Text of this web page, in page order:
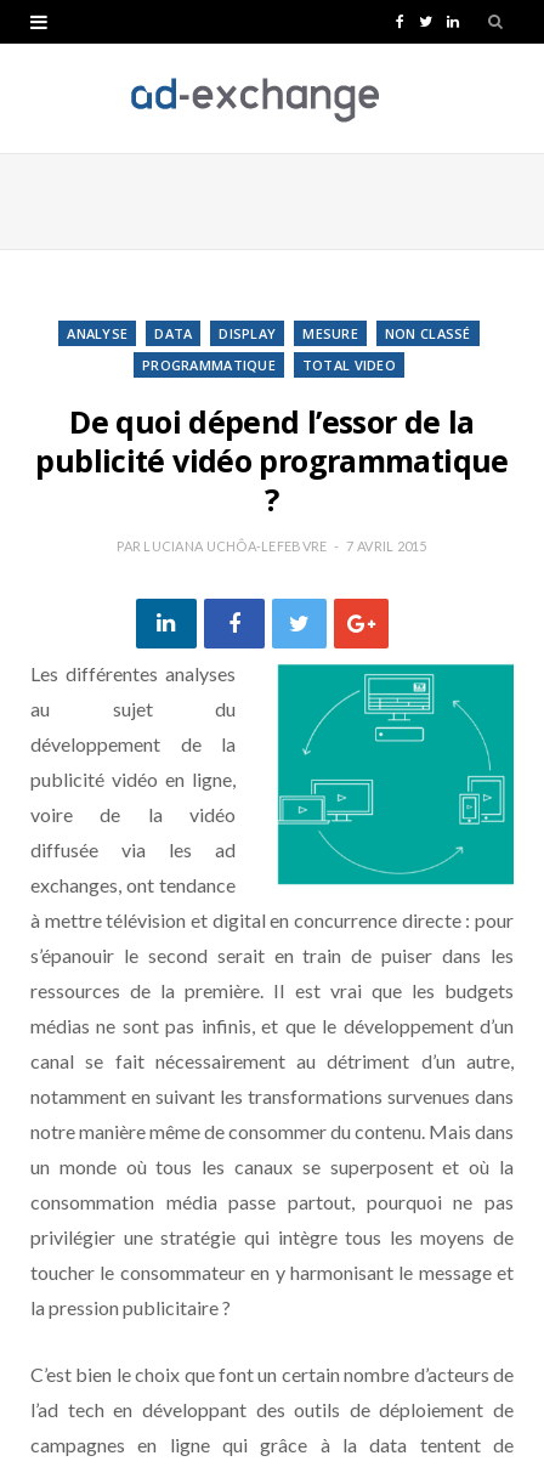
e
k
T
t
L
k
n
ANALYSE DATA DISPLAY MESURE
NON CLASSÉ
PROGRAMMATIQUE
TOTAL VIDEO
De quoi dépend l’essor de la
publicité vidéo programmatique
?
PAR LUCIANA UCHÔA-LEFEBVRE 7 AVRIL 2015
Les différentes analyses
au sujet du
développement de la
publicité vidéo en ligne,
voire de la vidéo
diffusée via les ad
exchanges, ont tendance
à mettre télévision et digital en concurrence directe : pour
s’épanouir le second serait en train de puiser dans les
ressources de la première. Il est vrai que les budgets
médias ne sont pas infinis, et que le développement d’un
canal se fait nécessairement au détriment d’un autre,
notamment en suivant les transformations survenues dans
notre manière même de consommer du contenu. Mais dans
un monde où tous les canaux se superposent et où la
consommation média passe partout, pourquoi ne pas
privilégier une stratégie qui intègre tous les moyens de
toucher le consommateur en y harmonisant le message et
la pression publicitaire ?
C’est bien le choix que font un certain nombre d’acteurs de
l’ad tech en développant des outils de déploiement de
campagnes en ligne qui grâce à la data tentent de